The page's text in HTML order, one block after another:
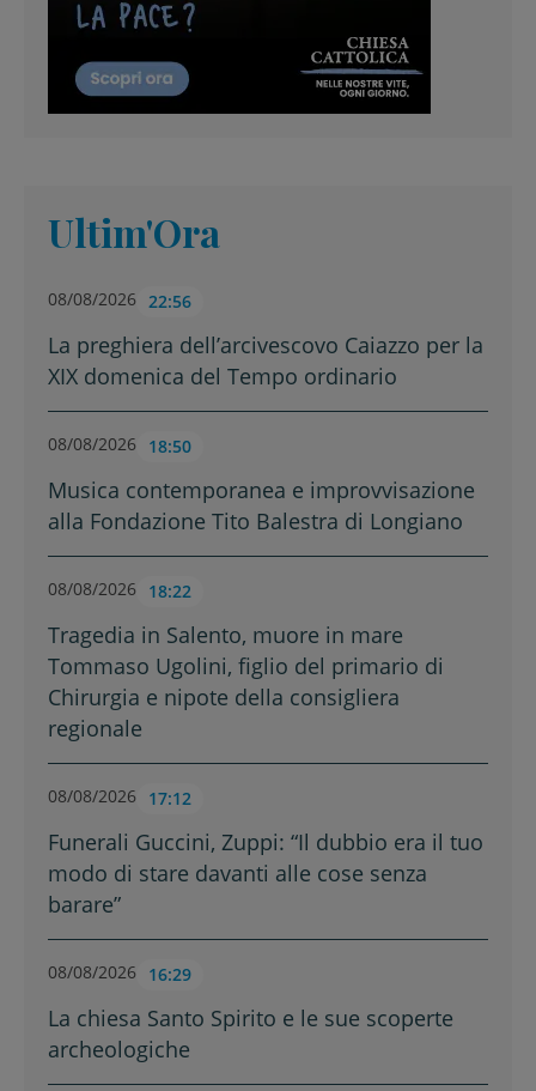
Ultim'Ora
08/08/2026 22:56
La preghiera dell’arcivescovo Caiazzo per la
XIX domenica del Tempo ordinario
08/08/2026 18:50
Musica contemporanea e improvvisazione
alla Fondazione Tito Balestra di Longiano
08/08/2026 18:22
Tragedia in Salento, muore in mare
Tommaso Ugolini, figlio del primario di
Chirurgia e nipote della consigliera
regionale
08/08/2026 17:12
Funerali Guccini, Zuppi: “Il dubbio era il tuo
modo di stare davanti alle cose senza
barare”
08/08/2026 16:29
La chiesa Santo Spirito e le sue scoperte
archeologiche